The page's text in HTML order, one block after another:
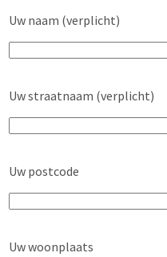
Uw naam (verplicht)
Uw straatnaam (verplicht)
Uw postcode
Uw woonplaats